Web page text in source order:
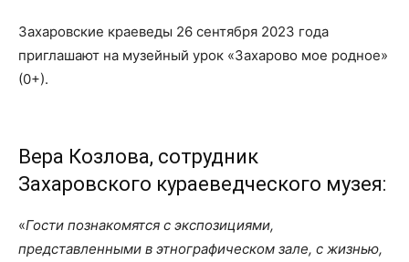
Захаровские краеведы 26 сентября 2023 года
приглашают на музейный урок «Захарово мое родное»
(0+).
Вера Козлова, сотрудник
Захаровского кураеведческого музея:
«Гости познакомятся с экспозициями,
представленными в этнографическом зале, с жизнью,